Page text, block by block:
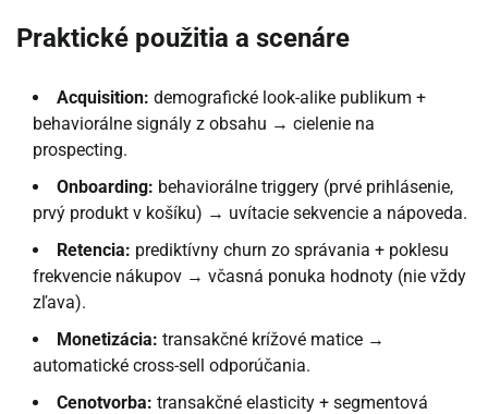
Praktické použitia a scenáre
Acquisition: demografické look-alike publikum +
behaviorálne signály z obsahu → cielenie na
prospecting.
Onboarding: behaviorálne triggery (prvé prihlásenie,
prvý produkt v košíku) → uvítacie sekvencie a nápoveda.
Retencia: prediktívny churn zo správania + poklesu
frekvencie nákupov → včasná ponuka hodnoty (nie vždy
zľava).
Monetizácia: transakčné krížové matice →
automatické cross-sell odporúčania.
Cenotvorba: transakčné elasticity + segmentová